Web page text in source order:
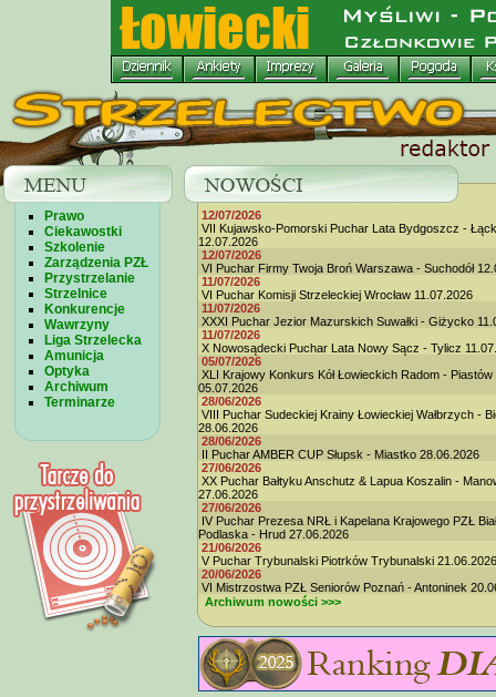
Prawo
Ciekawostki
Szkolenie
Zarządzenia PZŁ
Przystrzelanie
Strzelnice
Konkurencje
Wawrzyny
Liga Strzelecka
Amunicja
Optyka
Archiwum
Terminarze
12/07/2026
VII Kujawsko-Pomorski Puchar Lata Bydgoszcz -
12.07.2026
12/07/2026
VI Puchar Firmy Twoja Broń Warszawa - Suchodół
11/07/2026
VI Puchar Komisji Strzeleckiej Wrocław 11.07.2026
11/07/2026
XXXI Puchar Jezior Mazurskich Suwałki - Giżycko
11/07/2026
X Nowosądecki Puchar Lata Nowy Sącz - Tylicz
05/07/2026
XLI Krajowy Konkurs Kół Łowieckich Radom - Piastów
05.07.2026
28/06/2026
VIII Puchar Sudeckiej Krainy Łowieckiej Wałbrzych -
28.06.2026
28/06/2026
II Puchar AMBER CUP Słupsk - Miastko 28.06.2026
27/06/2026
XX Puchar Bałtyku Anschutz & Lapua Koszalin -
27.06.2026
27/06/2026
IV Puchar Prezesa NRŁ i Kapelana Krajowego PZŁ
Podlaska - Hrud 27.06.2026
21/06/2026
V Puchar Trybunalski Piotrków Trybunalski 21.06.2026
20/06/2026
VI Mistrzostwa PZŁ Seniorów Poznań - Antoninek
Archiwum nowości >>>